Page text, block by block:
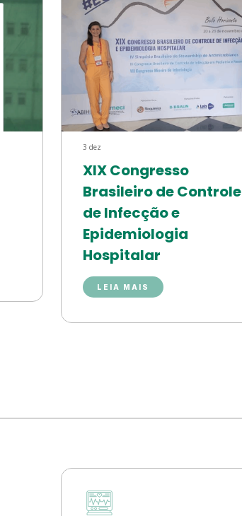
3 dez
XIX Congresso
Brasileiro de Controle
de Infecção e
Epidemiologia
Hospitalar
LEIA MAIS